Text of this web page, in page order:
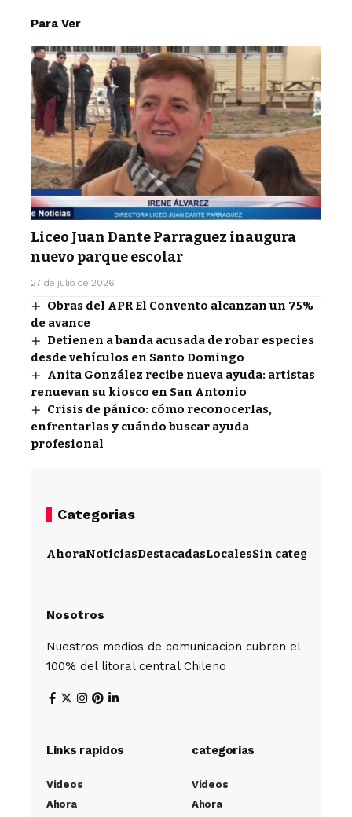
Para Ver
Liceo Juan Dante Parraguez inaugura
nuevo parque escolar
27 de julio de 2026
Obras del APR El Convento alcanzan un 75%
de avance
Detienen a banda acusada de robar especies
desde vehículos en Santo Domingo
Anita González recibe nueva ayuda: artistas
renuevan su kiosco en San Antonio
Crisis de pánico: cómo reconocerlas,
enfrentarlas y cuándo buscar ayuda
profesional
Categorias
AhoraNoticiasDestacadasLocalesSin categoría
Nosotros
Nuestros medios de comunicacion cubren el
100% del litoral central Chileno
Links rapidos
Videos
Ahora
categorias
Videos
Ahora